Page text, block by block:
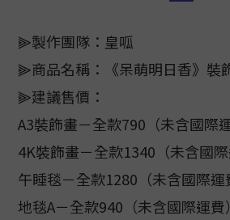
⫸製作團隊：皇呱
⫸商品名稱：《呆萌明日香》裝
⫸建議售價：
A3裝飾畫－全款790（未含國際運
4K裝飾畫－全款1340（未含國際
午睡毯－全款1280（未含國際運
地毯A－全款940（未含國際運費）